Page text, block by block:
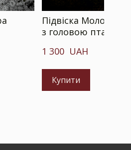
Підвіска Молот
з головою птаха
1 300  UAH
Купити